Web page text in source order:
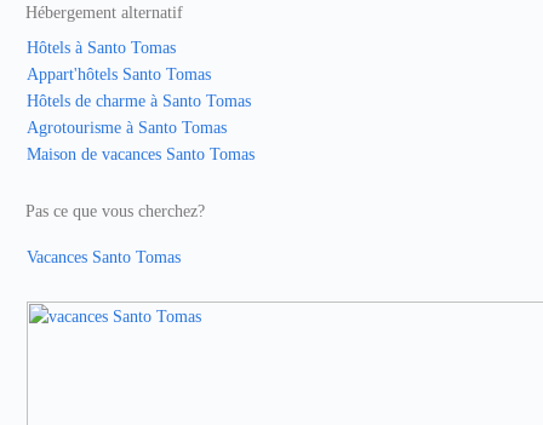
Hébergement alternatif
Hôtels à Santo Tomas
Appart'hôtels Santo Tomas
Hôtels de charme à Santo Tomas
Agrotourisme à Santo Tomas
Maison de vacances Santo Tomas
Pas ce que vous cherchez?
Vacances Santo Tomas